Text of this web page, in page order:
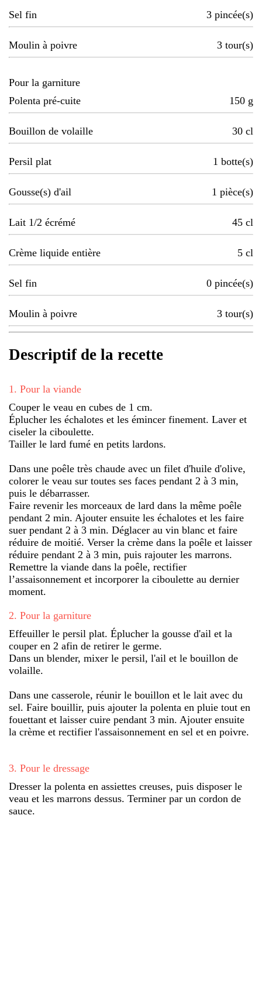
Sel fin 3 pincée(s)
Moulin à poivre 3 tour(s)
Pour la garniture
Polenta pré-cuite
150 g
Bouillon de volaille 30 cl
Persil plat 1 botte(s)
Gousse(s) d'ail 1 pièce(s)
Lait 1/2 écrémé 45 cl
Crème liquide entière 5 cl
Sel fin 0 pincée(s)
Moulin à poivre 3 tour(s)
Descriptif de la recette
1 . Pour la viande
Couper le veau en cubes de 1 cm.
Éplucher les échalotes et les émincer finement. Laver et
ciseler la ciboulette.
Tailler le lard fumé en petits lardons.
Dans une poêle très chaude avec un filet d'huile d'olive,
colorer le veau sur toutes ses faces pendant 2 à 3 min,
puis le débarrasser.
Faire revenir les morceaux de lard dans la même poêle
pendant 2 min. Ajouter ensuite les échalotes et les faire
suer pendant 2 à 3 min. Déglacer au vin blanc et faire
réduire de moitié. Verser la crème dans la poêle et laisser
réduire pendant 2 à 3 min, puis rajouter les marrons.
Remettre la viande dans la poêle, rectifier
l’assaisonnement et incorporer la ciboulette au dernier
moment.
2. Pour la garniture
Effeuiller le persil plat. Éplucher la gousse d'ail et la
couper en 2 afin de retirer le germe.
Dans un blender, mixer le persil, l'ail et le bouillon de
volaille.
Dans une casserole, réunir le bouillon et le lait avec du
sel. Faire bouillir, puis ajouter la polenta en pluie tout en
fouettant et laisser cuire pendant 3 min. Ajouter ensuite
la crème et rectifier l'assaisonnement en sel et en poivre.
3. Pour le dressage
Dresser la polenta en assiettes creuses, puis disposer le
veau et les marrons dessus. Terminer par un cordon de
sauce.